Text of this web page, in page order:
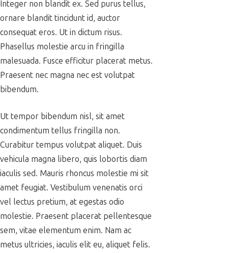
Integer non blandit ex. Sed purus tellus,
ornare blandit tincidunt id, auctor
consequat eros. Ut in dictum risus.
Phasellus molestie arcu in fringilla
malesuada. Fusce efficitur placerat metus.
Praesent nec magna nec est volutpat
bibendum.
Ut tempor bibendum nisl, sit amet
condimentum tellus fringilla non.
Curabitur tempus volutpat aliquet. Duis
vehicula magna libero, quis lobortis diam
iaculis sed. Mauris rhoncus molestie mi sit
amet feugiat. Vestibulum venenatis orci
vel lectus pretium, at egestas odio
molestie. Praesent placerat pellentesque
sem, vitae elementum enim. Nam ac
metus ultricies, iaculis elit eu, aliquet felis.